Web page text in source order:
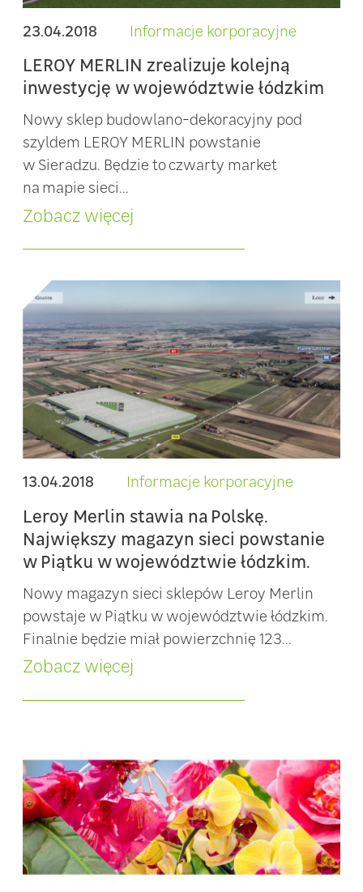
23.04.2018 Informacje korporacyjne
LEROY MERLIN zrealizuje kolejną
inwestycję w województwie łódzkim
Nowy sklep budowlano-dekoracyjny pod
szyldem LEROY MERLIN powstanie
w Sieradzu. Będzie to czwarty market
na mapie sieci...
Zobacz więcej
13.04.2018 Informacje korporacyjne
Leroy Merlin stawia na Polskę.
Największy magazyn sieci powstanie
w Piątku w województwie łódzkim.
Nowy magazyn sieci sklepów Leroy Merlin
powstaje w Piątku w województwie łódzkim.
Finalnie będzie miał powierzchnię 123...
Zobacz więcej